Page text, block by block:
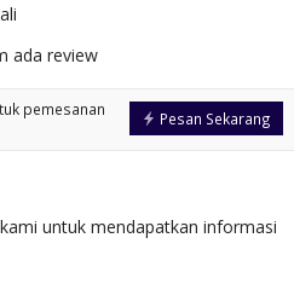
ada review
Pesan Sekarang
pemesanan
untuk mendapatkan informasi
*Harga Hubungi CS
Pre Order